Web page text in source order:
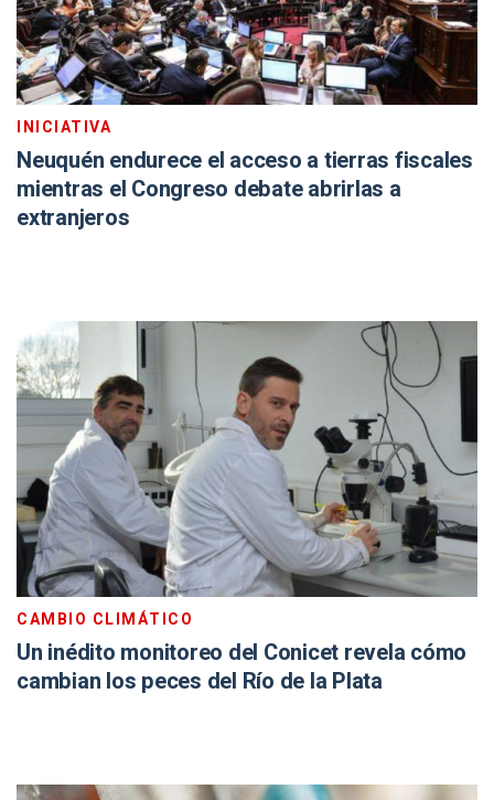
INICIATIVA
Neuquén endurece el acceso a tierras fiscales
mientras el Congreso debate abrirlas a
extranjeros
CAMBIO CLIMÁTICO
Un inédito monitoreo del Conicet revela cómo
cambian los peces del Río de la Plata